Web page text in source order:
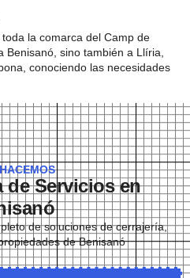
la comarca del Camp de
sino también a Llíria,
conociendo las necesidades
de Servicios en
de soluciones de cerrajería,
de Benisanó